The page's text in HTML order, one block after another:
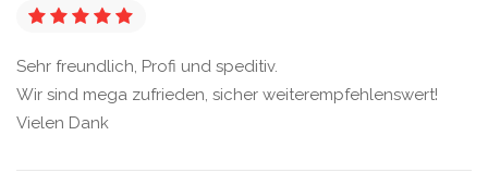
Sehr freundlich, Profi und speditiv.
Wir sind mega zufrieden, sicher weiterempfehlenswert!
Vielen Dank